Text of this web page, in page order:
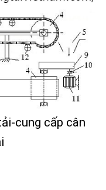
cung cấp cân